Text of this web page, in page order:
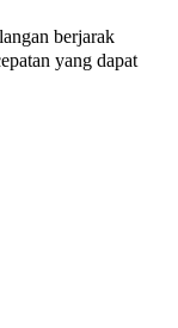
berjarak
yang dapat